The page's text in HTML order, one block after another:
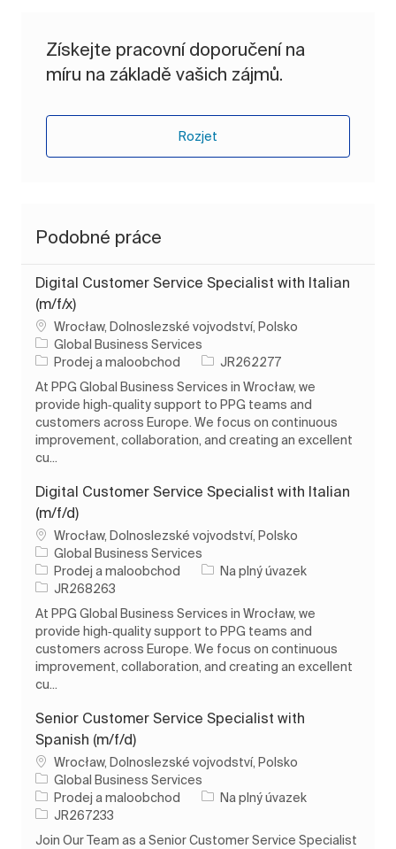
Získejte pracovní doporučení na
míru na základě vašich zájmů.
Rozjet
Podobné práce
Digital Customer Service Specialist with Italian
(m/f/x)
Umístění
Wrocław, Dolnoslezské vojvodství, Polsko
Global Business Services
Kategorie
Prodej a maloobchod ID úlohy
JR262277
At PPG Global Business Services in Wrocław, we
provide high‑quality support to PPG teams and
customers across Europe. We focus on continuous
improvement, collaboration, and creating an excellent
cu...
Digital Customer Service Specialist with Italian
(m/f/d)
Umístění
Wrocław, Dolnoslezské vojvodství, Polsko
Global Business Services
Kategorie
Prodej a maloobchod Typ úlohy
Na plný úvazek
ID úlohy
JR268263
At PPG Global Business Services in Wrocław, we
provide high‑quality support to PPG teams and
customers across Europe. We focus on continuous
improvement, collaboration, and creating an excellent
cu...
Senior Customer Service Specialist with
Spanish (m/f/d)
Umístění
Wrocław, Dolnoslezské vojvodství, Polsko
Global Business Services
Kategorie
Prodej a maloobchod Typ úlohy
Na plný úvazek
ID úlohy
JR267233
Join Our Team as a Senior Customer Service Specialist